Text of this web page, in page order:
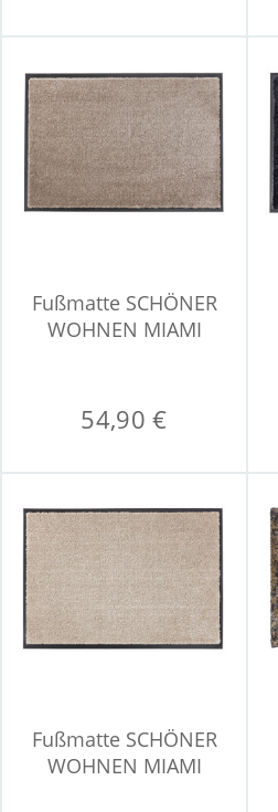
Fußmatte SCHÖNER
WOHNEN MIAMI
54,90 €
Fußmatte SCHÖNER
WOHNEN MIAMI